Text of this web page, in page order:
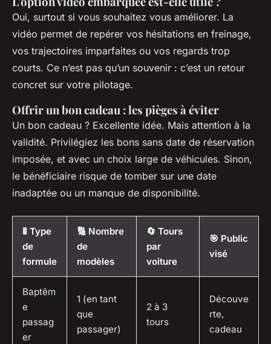
Oui, surtout si vous souhaitez vous améliorer. La
vidéo permet de repérer vos hésitations en freinage,
vos trajectoires imparfaites ou vos regards trop
courts. Ce n’est pas qu’un souvenir : c’est un retour
concret sur votre pilotage.
Offrir un bon cadeau : les pièges à éviter
Un bon cadeau ? Excellente idée. Mais attention à la
validité. Privilégiez les bons sans date de réservation
imposée, et avec un choix large de véhicules. Sinon,
le bénéficiaire risque de tomber sur une date
inadaptée ou un manque de disponibilité.
🚦 Type
de
formule
🔢 Nombre
de
modèles
🔄 Tours
par
voiture
🎯 Public
visé
Baptêm
e
passag
er
1 (en tant
que
passager)
2 à 3
tours
Découve
rte,
cadeau